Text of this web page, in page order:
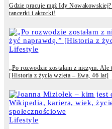
Gdzie pracuje mąż Idy
tancerki i aktorki!
Lifestyle
„Po rozwodzie zostałam z niczym. Ale
[Historia z życia wzięta – Ewa, 46 lat]
Lifestyle